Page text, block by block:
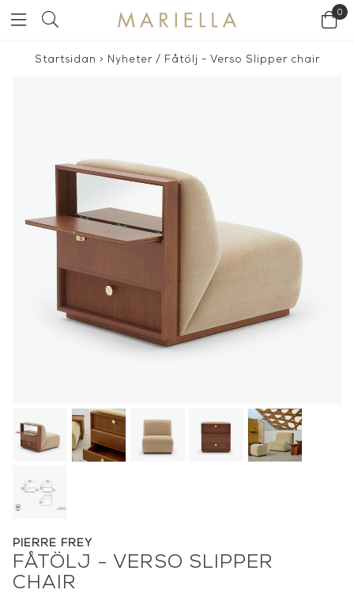
0
Startsidan > Nyheter/ Fåtölj - Verso Slipper chair
PIERRE FREY
FÅTÖLJ - VERSO SLIPPER
CHAIR